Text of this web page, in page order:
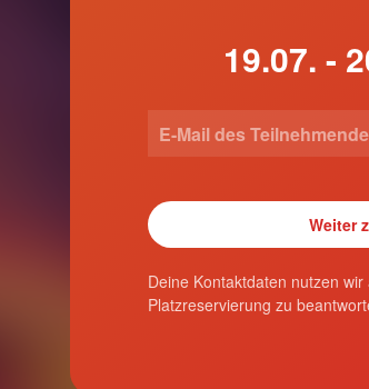
Deine Kontaktdaten nutzen
Platzreservierung zu